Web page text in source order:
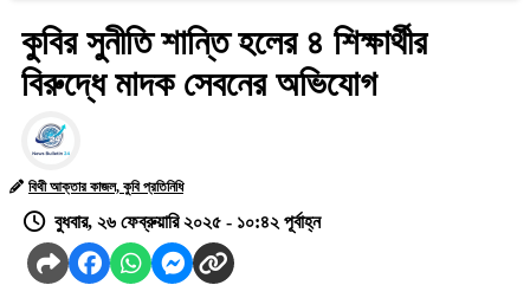
কুবির সুনীতি শান্তি হলের ৪ শিক্ষার্থীর
বিরুদ্ধে মাদক সেবনের অভিযোগ
বিথী আক্তার কাজল, কুবি প্রতিনিধি
বুধবার, ২৬ ফেব্রুয়ারি ২০২৫ - ১০:৪২ পূর্বাহ্ন